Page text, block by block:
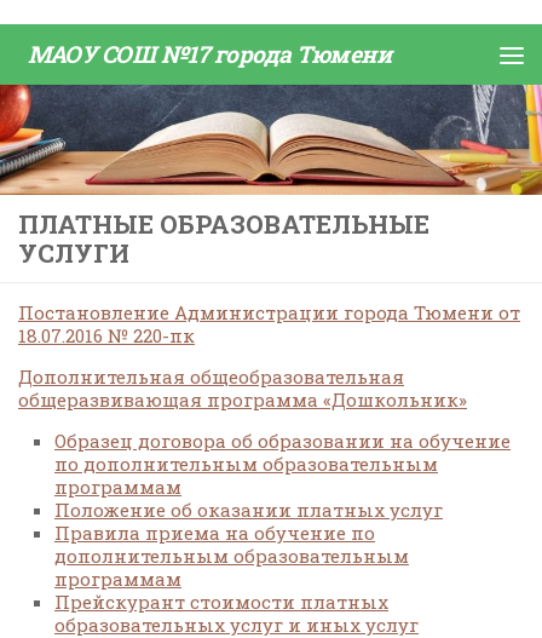
МАОУ СОШ №17 города Тюмени
ПЛАТНЫЕ ОБРАЗОВАТЕЛЬНЫЕ
УСЛУГИ
Постановление Администрации города Тюмени от
18.07.2016 № 220-пк
Дополнительная общеобразовательная
общеразвивающая программа «Дошкольник»
Образец договора об образовании на обучение
по дополнительным образовательным
программам
Положение об оказании платных услуг
Правила приема на обучение по
дополнительным образовательным
программам
Прейскурант стоимости платных
образовательных услуг и иных услуг